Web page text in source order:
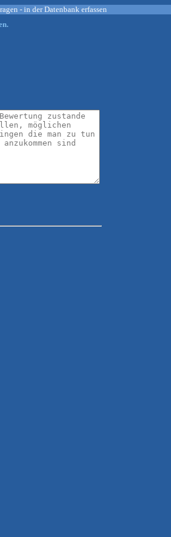
- in der Datenbank erfassen